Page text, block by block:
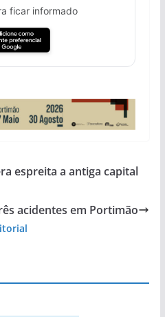
ficar informado
espreita a antiga capital
acidentes em Portimão